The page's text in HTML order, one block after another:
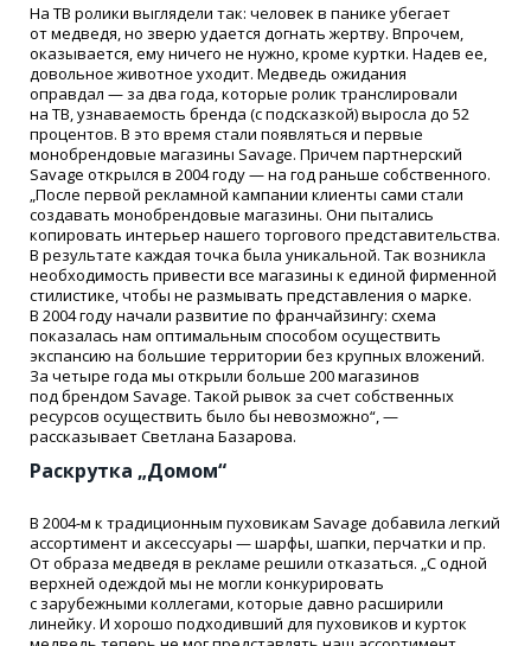
На ТВ ролики выглядели так: человек в панике убегает
от медведя, но зверю удается догнать жертву. Впрочем,
оказывается, ему ничего не нужно, кроме куртки. Надев ее,
довольное животное уходит. Медведь ожидания
оправдал — за два года, которые ролик транслировали
на ТВ, узнаваемость бренда (с подсказкой) выросла до 52
процентов. В это время стали появляться и первые
монобрендовые магазины Savage. Причем партнерский
Savage открылся в 2004 году — на год раньше собственного.
„После первой рекламной кампании клиенты сами стали
создавать монобрендовые магазины. Они пытались
копировать интерьер нашего торгового представительства.
В результате каждая точка была уникальной. Так возникла
необходимость привести все магазины к единой фирменной
стилистике, чтобы не размывать представления о марке.
В 2004 году начали развитие по франчайзингу: схема
показалась нам оптимальным способом осуществить
экспансию на большие территории без крупных вложений.
За четыре года мы открыли больше 200 магазинов
под брендом Savage. Такой рывок за счет собственных
ресурсов осуществить было бы невозможно“, —
рассказывает Светлана Базарова.
Раскрутка „Домом“
В 2004-м к традиционным пуховикам Savage добавила легкий
ассортимент и аксессуары — шарфы, шапки, перчатки и пр.
От образа медведя в рекламе решили отказаться. „С одной
верхней одеждой мы не могли конкурировать
с зарубежными коллегами, которые давно расширили
линейку. И хорошо подходивший для пуховиков и курток